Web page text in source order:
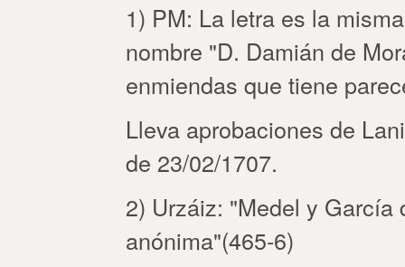
1) PM: La letra es la
nombre "D. Damián de
enmiendas que tiene
Lleva aprobaciones de
de 23/02/1707.
2) Urzáiz: "Medel y
anónima"(465-6)